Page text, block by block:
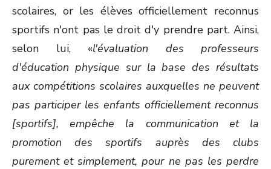
scolaires, or les élèves officiellement reconnus
sportifs n'ont pas le droit d'y prendre part. Ainsi,
selon lui, «l'évaluation des professeurs
d'éducation physique sur la base des résultats
aux compétitions scolaires auxquelles ne peuvent
pas participer les enfants officiellement reconnus
[sportifs], empêche la communication et la
promotion des sportifs auprès des clubs
purement et simplement, pour ne pas les perdre